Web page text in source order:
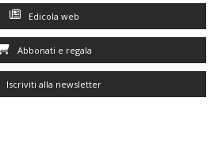
Edicola web
Abbonati e regala
Iscriviti alla newsletter